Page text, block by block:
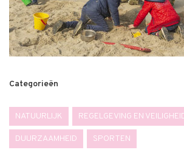
Categorieën
NATUURLIJK REGELGEVING EN
DUURZAAMHEID SPORTEN